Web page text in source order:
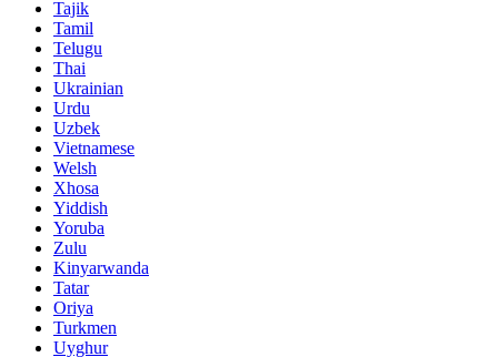
Tajik
Tamil
Telugu
Thai
Ukrainian
Urdu
Uzbek
Vietnamese
Welsh
Xhosa
Yiddish
Yoruba
Zulu
Kinyarwanda
Tatar
Oriya
Turkmen
Uyghur